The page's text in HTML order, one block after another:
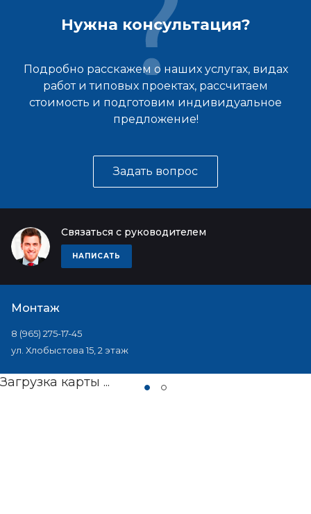
Нужна консультация?
Подробно расскажем о наших услугах, видах
работ и типовых проектах, рассчитаем
стоимость и подготовим индивидуальное
предложение!
Задать вопрос
Связаться с руководителем
НАПИСАТЬ
Монтаж
8 (965) 275-17-45
ул. Хлобыстова 15, 2 этаж
Загрузка карты ...